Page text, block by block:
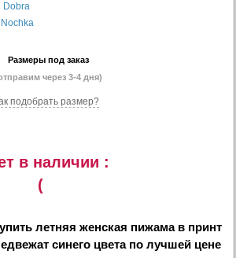
Размеры под заказ
через 3-4 дня)
подобрать размер?
в наличии :
(
летняя женская пижама в принт
синего цветапо лучшей цене